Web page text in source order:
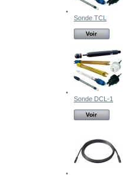
Sonde TCL
Voir
Sonde DCL-1
Voir